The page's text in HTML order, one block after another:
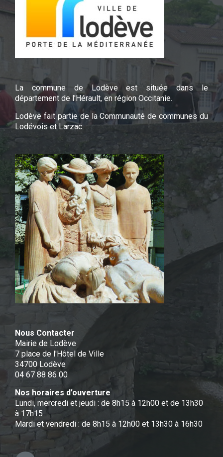
La commune de Lodève est située dans le
département de l'Hérault, en région Occitanie.
Lodève fait partie de la Communauté de communes du
Lodévois et Larzac.
Nous Contacter
Mairie de Lodève
7 place de l'Hôtel de Ville
34700 Lodève
04 67 88 86 00
Nos horaires d’ouverture
Lundi, mercredi et jeudi : de 8h15 à 12h00 et de 13h30
à 17h15
Mardi et vendredi : de 8h15 à 12h00 et 13h30 à 16h30